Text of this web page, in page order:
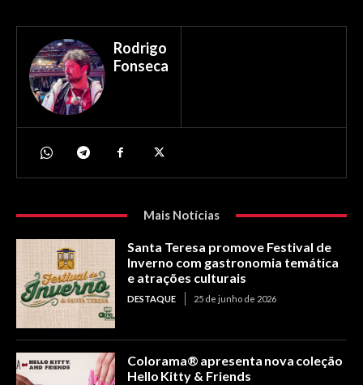
Rodrigo
Fonseca
Mais Notícias
Santa Teresa promove Festival de
Inverno com gastronomia temática
e atrações culturais
DESTAQUE 25 de junho de 2026
Colorama® apresenta nova coleção
Hello Kitty & Friends